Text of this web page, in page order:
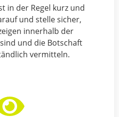
in der Regel kurz und
und stelle sicher,
innerhalb der
und die Botschaft
vermitteln.